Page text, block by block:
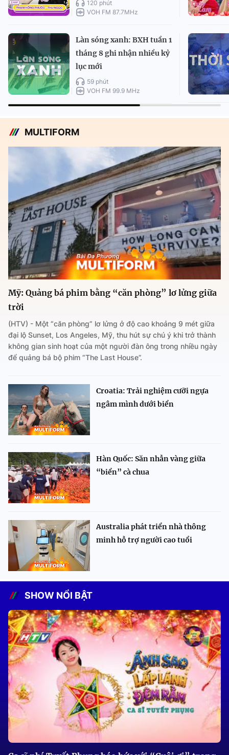
120 phút
VOH FM 87.7MHz
Làn sóng xanh: BXH tuần 1
tháng 8 ghi nhận nhiều kỷ
lục mới
59 phút
VOH FM 99.9 MHz
MULTIFORM
Mỹ: Quảng bá phim bằng “căn phòng” lơ lửng giữa
trời
(HTV) - Một “căn phòng” lơ lửng ở độ cao khoảng 9 mét giữa
đại lộ Sunset, Los Angeles, Mỹ, thu hút sự chú ý khi trở thành
không gian sinh hoạt của một người đàn ông trong nhiều ngày
để quảng bá bộ phim “The Last House”.
Croatia: Trải nghiệm cưỡi ngựa
ngâm mình dưới biển
Hàn Quốc: Săn nhẫn vàng giữa
“biển” cà chua
Australia phát triển nhà thông
minh hỗ trợ người cao tuổi
SHOW NỔI BẬT